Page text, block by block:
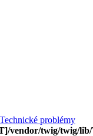
Technické problémy
vendor/twig/twig/